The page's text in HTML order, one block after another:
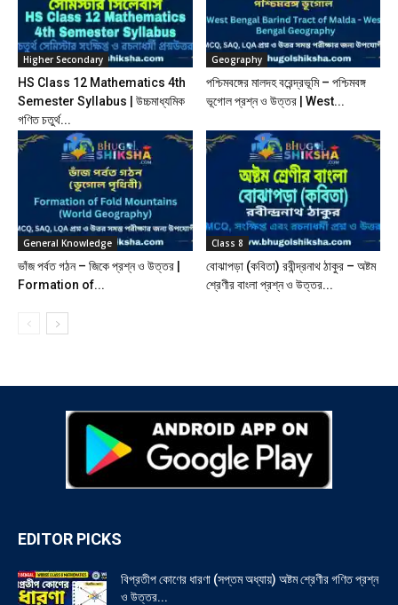
Higher Secondary
HS Class 12 Mathematics 4th
Semester Syllabus | উচ্চমাধ্যমিক
গণিত চতুর্থ...
Geography
পশ্চিমবঙ্গের মালদহ বরেন্দ্রভূমি – পশ্চিমবঙ্গ
ভূগোল প্রশ্ন ও উত্তর | West...
General Knowledge
ভাঁজ পর্বত গঠন – জিকে প্রশ্ন ও উত্তর |
Formation of...
Class 8
বোঝাপড়া (কবিতা) রবীন্দ্রনাথ ঠাকুর – অষ্টম
শ্রেণীর বাংলা প্রশ্ন ও উত্তর...
EDITOR PICKS
বিপ্রতীপ কোণের ধারণা (সপ্তম অধ্যায়) অষ্টম শ্রেণীর গণিত প্রশ্ন
ও উত্তর...